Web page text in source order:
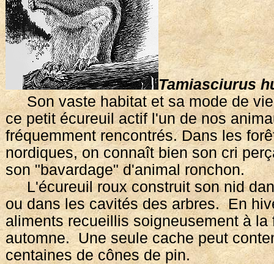
Tamiasciurus
Son vaste habitat et sa mode de vie
ce petit écureuil actif l'un de nos
fréquemment rencontrés. Dans les
nordiques, on connaît bien son cri
son "bavardage" d'animal ronchon.
L'écureuil roux construit son nid
ou dans les cavités des arbres. En
aliments recueillis soigneusement à la
automne. Une seule cache peut
centaines de cônes de pin.